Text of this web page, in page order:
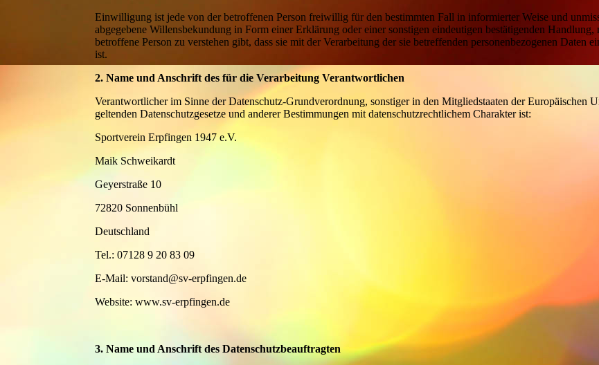
Einwilligung ist jede von der betroffenen Person freiwillig für den bestimmten Fall in informierter Weise und
abgegebene Willensbekundung in Form einer Erklärung oder einer sonstigen eindeutigen bestätigenden Handlung,
betroffene Person zu verstehen gibt, dass sie mit der Verarbeitung der sie betreffenden personenbezogenen Daten
ist.
2. Name und Anschrift des für die Verarbeitung Verantwortlichen
Verantwortlicher im Sinne der Datenschutz-Grundverordnung, sonstiger in den Mitgliedstaaten der Europäischen
geltenden Datenschutzgesetze und anderer Bestimmungen mit datenschutzrechtlichem Charakter ist:
Sportverein Erpfingen 1947 e.V.
Maik Schweikardt
Geyerstraße 10
72820 Sonnenbühl
Deutschland
Tel.: 07128 9 20 83 09
E-Mail: vorstand@sv-erpfingen.de
Website: www.sv-erpfingen.de
3. Name und Anschrift des Datenschutzbeauftragten